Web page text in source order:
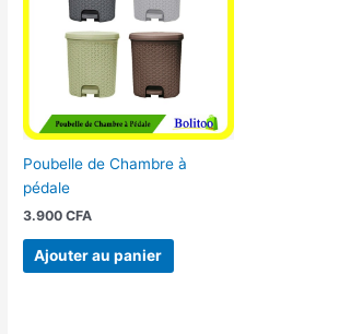
Poubelle de Chambre à
pédale
3.900CFA
Ajouter au panier